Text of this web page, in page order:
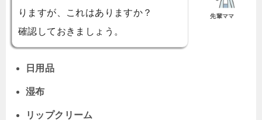
りますが、これはありますか？
確認しておきましょう。
先輩ママ
日用品
湿布
リップクリーム